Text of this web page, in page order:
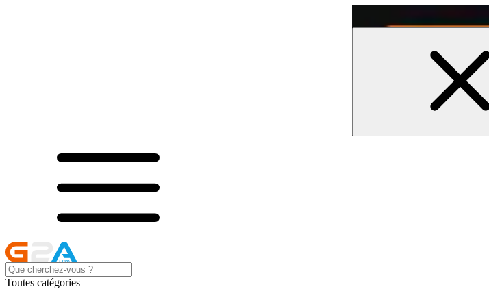
Toutes catégories